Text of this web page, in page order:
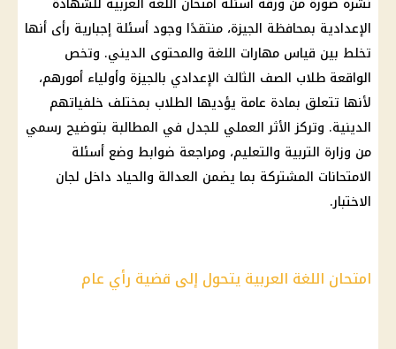
الإعدادية بمحافظة الجيزة، منتقدًا وجود أسئلة إجبارية رأى أنها
تخلط بين قياس مهارات اللغة والمحتوى الديني. وتخص
الواقعة طلاب الصف الثالث الإعدادي بالجيزة وأولياء أمورهم،
لأنها تتعلق بمادة عامة يؤديها الطلاب بمختلف خلفياتهم
الدينية. وتركز الأثر العملي للجدل في المطالبة بتوضيح رسمي
من وزارة التربية والتعليم، ومراجعة ضوابط وضع أسئلة
الامتحانات المشتركة بما يضمن العدالة والحياد داخل لجان
الاختبار.
امتحان اللغة العربية يتحول إلى قضية رأي عام